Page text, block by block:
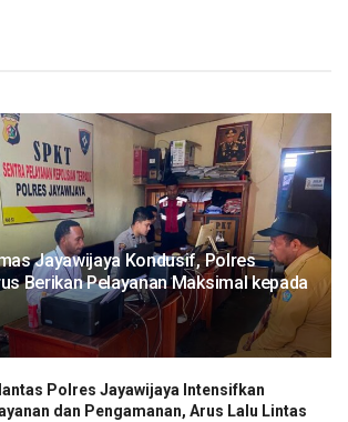
Jayawijaya Kondusif, Polres
Berikan Pelayanan Maksimal kepada
Polres Jayawijaya Intensifkan
dan Pengamanan, Arus Lalu Lintas